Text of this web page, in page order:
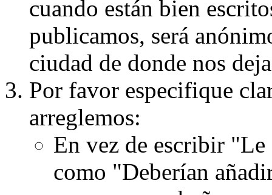
cuando están bien
publicamos, será
ciudad de donde nos
Por favor especifique
arreglemos:
En vez de escribir
como "Deberían